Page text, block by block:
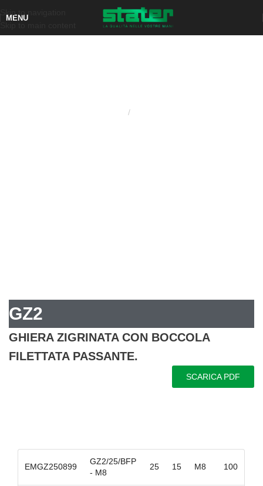
MENU
Home
GZ2
GHIERA ZIGRINATA CON BOCCOLA
FILETTATA PASSANTE.
SCARICA PDF
EMGZ250899
GZ2/25/BFP
- M8
25 15 M8 100